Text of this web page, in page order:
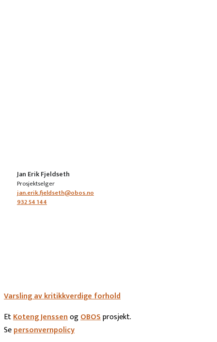
Jan Erik Fjeldseth
Prosjektselger
jan.erik.fjeldseth@obos.no
932 54 144
Varsling av kritikkverdige forhold
EtKoteng JenssenogOBOSprosjekt.
Sepersonvernpolicy